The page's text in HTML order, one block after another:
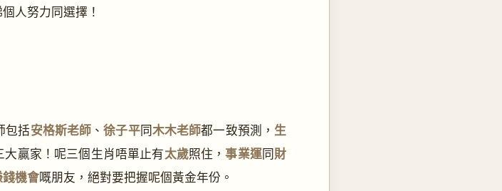
人努力同選擇！
包括安格斯老師 、徐子平同木木老師都一致預測， 生
贏家！呢三個生肖唔單止有太歲照住，事業運同 財
錢機會嘅朋友，絕對要把握呢個黃金年份。